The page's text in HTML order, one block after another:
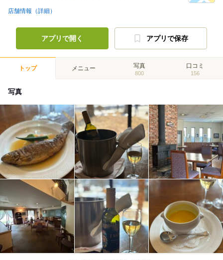
店舗情報（詳細）
アプリで開く アプリで保存
トップ メニュー 写真
800
口コミ
156
写真